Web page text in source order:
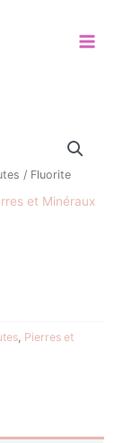
/ Fluorite
et Minéraux
, Pierres et